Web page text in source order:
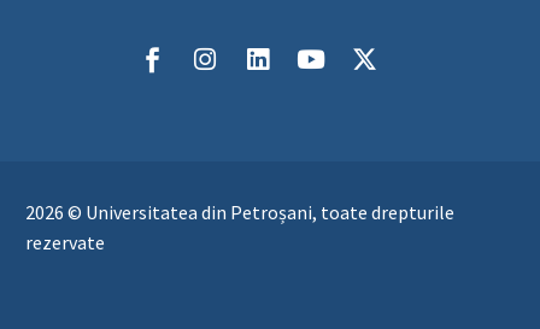
2026 © Universitatea din Petroșani, toate drepturile
rezervate